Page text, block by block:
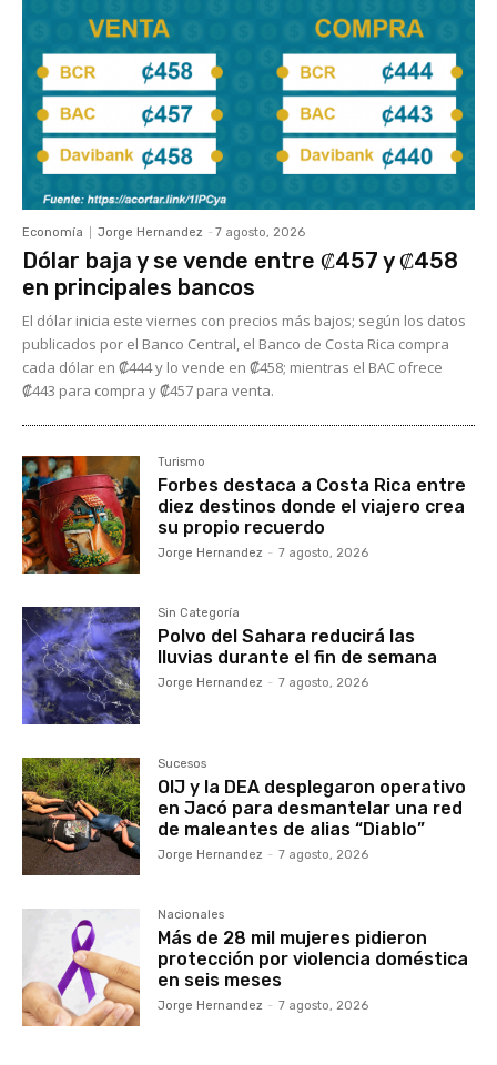
Economía Jorge Hernandez - 7 agosto, 2026
Dólar baja y se vende entre ₡457 y ₡458
en principales bancos
El dólar inicia este viernes con precios más bajos; según los datos
publicados por el Banco Central, el Banco de Costa Rica compra
cada dólar en ₡444 y lo vende en ₡458; mientras el BAC ofrece
₡443 para compra y ₡457 para venta.
Turismo
Forbes destaca a Costa Rica entre
diez destinos donde el viajero crea
su propio recuerdo
Jorge Hernandez - 7 agosto, 2026
Sin Categoría
Polvo del Sahara reducirá las
lluvias durante el fin de semana
Jorge Hernandez - 7 agosto, 2026
Sucesos
OIJ y la DEA desplegaron operativo
en Jacó para desmantelar una red
de maleantes de alias “Diablo”
Jorge Hernandez - 7 agosto, 2026
Nacionales
Más de 28 mil mujeres pidieron
protección por violencia doméstica
en seis meses
Jorge Hernandez - 7 agosto, 2026